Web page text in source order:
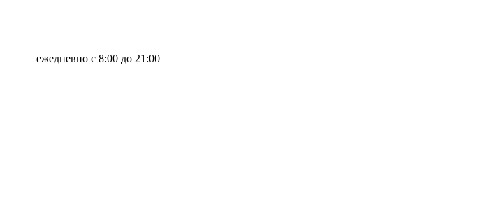
ежедневно с 8:00 до 21:00